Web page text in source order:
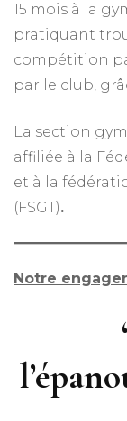
15 mois à la
pratiquant
compétition
par le club,
La section
affiliée à la
et à la
(FSGT).
Notre